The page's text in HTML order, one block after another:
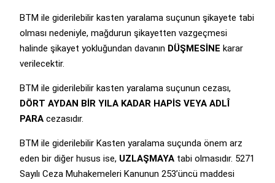
BTM ile giderilebilir kasten yaralama suçunun şikayete tabi
olması nedeniyle, mağdurun şikayetten vazgeçmesi
halinde şikayet yokluğundan davanın DÜŞMESİNE karar
verilecektir.
BTM ile giderilebilir kasten yaralama suçunun cezası,
DÖRT AYDAN BİR YILA KADAR HAPİS VEYA ADLÎ
PARAcezasıdır.
BTM ile giderilebilir Kasten yaralama suçunda önem arz
eden bir diğer husus ise, UZLAŞMAYA tabi olmasıdır. 5271
Sayılı Ceza Muhakemeleri Kanunun 253’üncü maddesi